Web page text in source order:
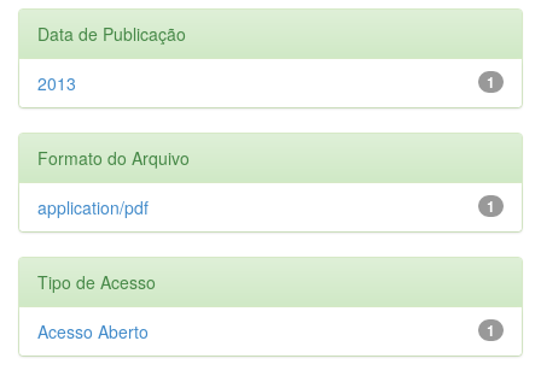
Data de Publicação
1
2013
Formato do Arquivo
1
application/pdf
Tipo de Acesso
1
Acesso Aberto